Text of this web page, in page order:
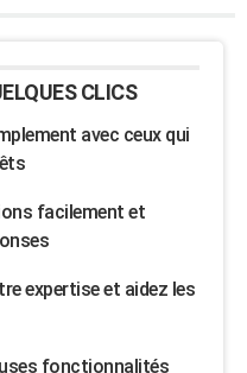
CLICS
avec ceux qui
facilement et
expertise et aidez les
fonctionnalités